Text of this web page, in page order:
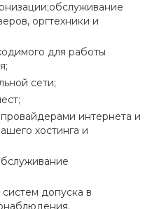
оргтехники и
для работы
сети;
интернета и
хостинга и
допуска в